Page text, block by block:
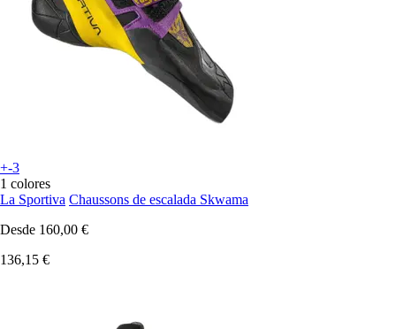
+-3
1 colores
La Sportiva Chaussons de escalada Skwama
Desde 160,00 €
136,15 €